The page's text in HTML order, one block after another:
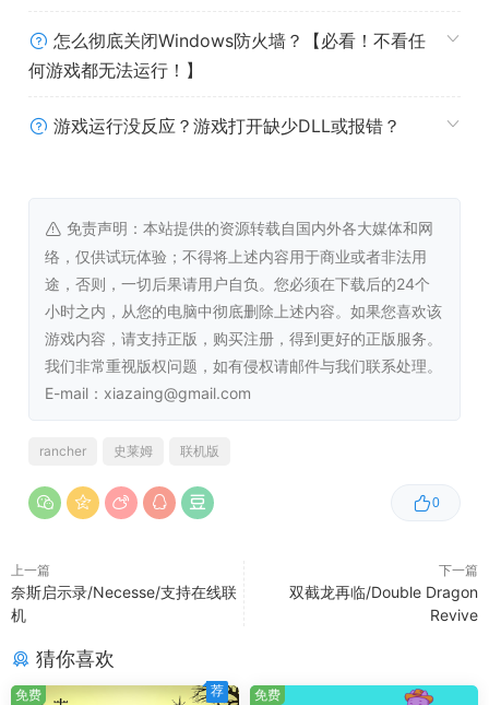
Windows 系统最低配置
操作系统:Windows 10 64-bit
显卡:NVIDIA GeForce GTX 960 2GB / AMD
Radeon R9 280 3GB
DirectX 版本:11
存储空间:需要 8 GB 可用空间
Windows 系统推荐配置
操作系统:Windows 10 64-bit
内存: 16 GB RAM
存储空间:需要 8 GB 可用空间
怎么彻底关闭Windows防火墙？【必看！不看任
何游戏都无法运行！】
游戏运行没反应？游戏打开缺少DLL或报错？
免责声明：本站提供的资源转载自国内外各大媒体和网
络，仅供试玩体验；不得将上述内容用于商业或者非法用
途，否则，一切后果请用户自负。您必须在下载后的24个
小时之内，从您的电脑中彻底删除上述内容。如果您喜欢该
游戏内容，请支持正版，购买注册，得到更好的正版服务。
我们非常重视版权问题，如有侵权请邮件与我们联系处理。
E-mail：xiazaing@gmail.com
0
rancher 史莱姆 联机版
上一篇
奈斯启示录/Necesse/支持在线联
机
下一篇
双截龙再临/Double Dragon
Revive
猜你喜欢
免费 荐 免费